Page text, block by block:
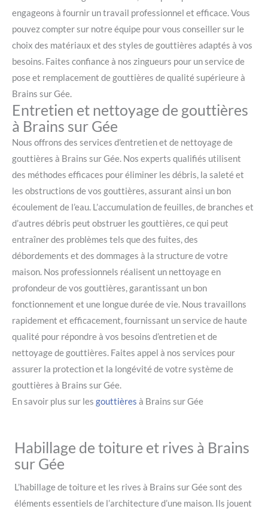
engageons à fournir un travail professionnel et efficace. Vous
pouvez compter sur notre équipe pour vous conseiller sur le
choix des matériaux et des styles de gouttières adaptés à vos
besoins. Faites confiance à nos zingueurs pour un service de
pose et remplacement de gouttières de qualité supérieure à
Brains sur Gée.
Entretien et nettoyage de gouttières
à Brains sur Gée
Nous offrons des services d’entretien et de nettoyage de
gouttières à Brains sur Gée. Nos experts qualifiés utilisent
des méthodes efficaces pour éliminer les débris, la saleté et
les obstructions de vos gouttières, assurant ainsi un bon
écoulement de l’eau. L’accumulation de feuilles, de branches et
d’autres débris peut obstruer les gouttières, ce qui peut
entraîner des problèmes tels que des fuites, des
débordements et des dommages à la structure de votre
maison. Nos professionnels réalisent un nettoyage en
profondeur de vos gouttières, garantissant un bon
fonctionnement et une longue durée de vie. Nous travaillons
rapidement et efficacement, fournissant un service de haute
qualité pour répondre à vos besoins d’entretien et de
nettoyage de gouttières. Faites appel à nos services pour
assurer la protection et la longévité de votre système de
gouttières à Brains sur Gée.
En savoir plus sur les gouttières à Brains sur Gée
Habillage de toiture et rives à Brains
sur Gée
L’habillage de toiture et les rives à Brains sur Gée sont des
éléments essentiels de l’architecture d’une maison. Ils jouent